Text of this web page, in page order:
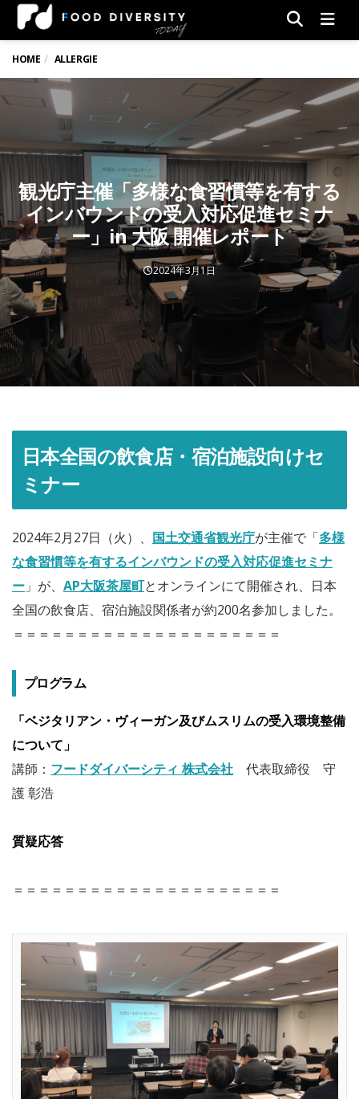
HOME ALLERGIE
観光庁主催「多様な食習慣等を有する
インバウンドの受入対応促進セミナ
ー」in 大阪 開催レポート
2024年3月1日
日本全国の飲食店・宿泊施設向けセ
ミナー
2024年2月27日（火）、 国土交通省観光庁が主催で「多様
な食習慣等を有するインバウンドの受入対応促進セミナ
ー 」が、 AP大阪茶屋町とオンラインにて開催され、日本
全国の飲食店、宿泊施設関係者が約200名参加しました。
＝＝＝＝＝＝＝＝＝＝＝＝＝＝＝＝＝＝＝＝＝
プログラム
「ベジタリアン・ヴィーガン及びムスリムの受入環境整備
について」
講師： フードダイバーシティ 株式会社 代表取締役 守
護 彰浩
質疑応答
＝＝＝＝＝＝＝＝＝＝＝＝＝＝＝＝＝＝＝＝＝